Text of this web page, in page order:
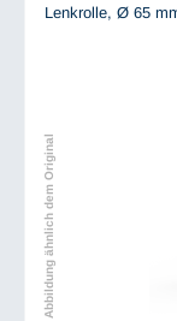
Lenkrolle, Ø 65
Abbildung ähnlich dem Original